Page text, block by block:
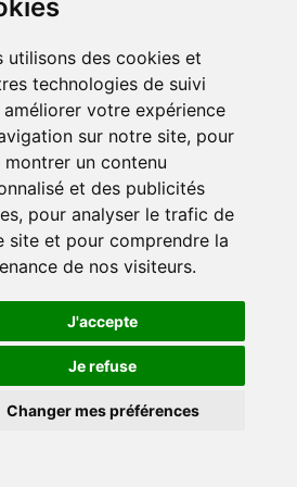
utilisons des cookies et
technologies de suivi
améliorer votre expérience
sur notre site, pour
montrer un contenu
et des publicités
pour analyser le trafic de
site et pour comprendre la
de nos visiteurs.
J'accepte
Je refuse
Changer mes préférences